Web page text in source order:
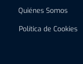
Quiénes Somos
Política de Cookies